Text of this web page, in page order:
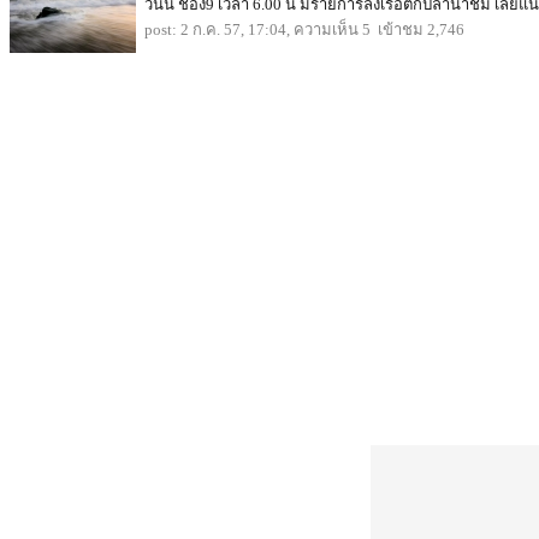
วันนี้ ช่อง9 เวลา 6.00 น มีรายการลงเรือตกปลาน่าชม เลยแ
post: 2 ก.ค. 57, 17:04, ความเห็น 5 เข้าชม 2,746